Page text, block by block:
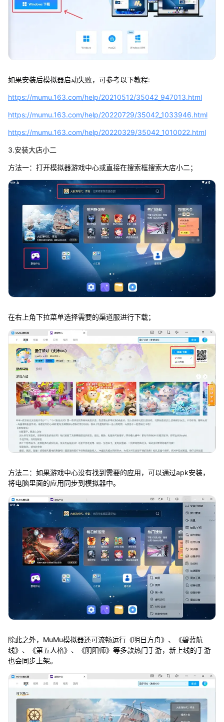
如果安装后模拟器启动失败，可参考以下教程:
https://mumu.163.com/help/20210512/35042_947013.html
https://mumu.163.com/help/20220729/35042_1033946.html
https://mumu.163.com/help/20220329/35042_1010022.html
3.安装大店小二
方法一：打开模拟器游戏中心或直接在搜索框搜索大店小二；
在右上角下拉菜单选择需要的渠道服进行下载；
方法二：如果游戏中心没有找到需要的应用，可以通过apk安装，
将电脑里面的应用同步到模拟器中。
除此之外，MuMu模拟器还可流畅运行《明日方舟》、《碧蓝航
线》、《第五人格》、《阴阳师》等多款热门手游，新上线的手游
也会同步上架。